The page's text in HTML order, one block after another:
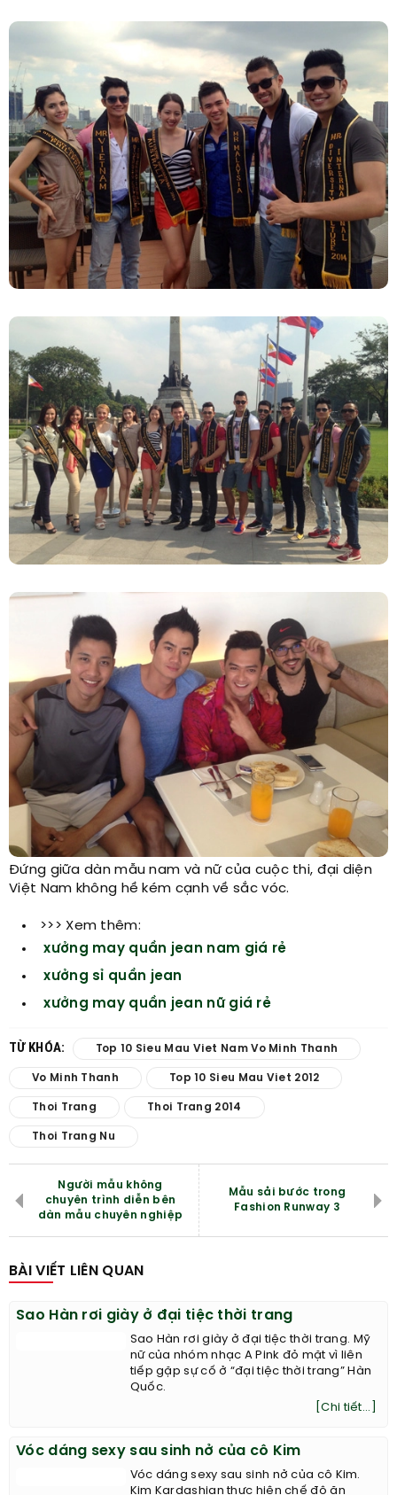
Đứng giữa dàn mẫu nam và nữ của cuộc thi, đại diện
Việt Nam không hề kém cạnh về sắc vóc.
>>> Xem thêm:
xưởng may quần jean nam giá rẻ
xưởng sỉ quần jean
xưởng may quần jean nữ giá rẻ
TỪ KHÓA: Top 10 Sieu Mau Viet Nam Vo Minh Thanh
Vo Minh Thanh Top 10 Sieu Mau Viet 2012
Thoi Trang Thoi Trang 2014
Thoi Trang Nu
Người mẫu không
chuyên trình diễn bên
dàn mẫu chuyên nghiệp
Mẫu sải bước trong
Fashion Runway 3
BÀI VIẾT LIÊN QUAN
Sao Hàn rơi giày ở đại tiệc thời trang
Sao Hàn rơi giày ở đại tiệc thời trang. Mỹ
nữ của nhóm nhạc A Pink đỏ mặt vì liên
tiếp gặp sự cố ở “đại tiệc thời trang” Hàn
Quốc.
[Chi tiết...]
Vóc dáng sexy sau sinh nở của cô Kim
Vóc dáng sexy sau sinh nở của cô Kim.